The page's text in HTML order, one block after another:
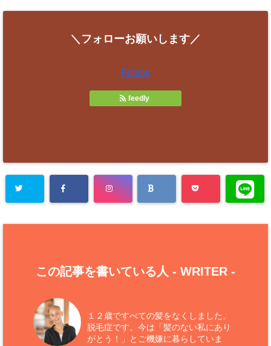
＼フォローお願いします／
Follow
feedly
この記事を書いている人 - WRITER -
１２歳ですべての髪をなくしました。
脱毛症です。今は「髪のない私にあり
がとう！」とご機嫌に暮らしていま